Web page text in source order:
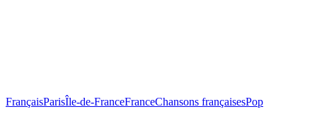
FrançaisParisÎle-de-FranceFranceChansons françaisesPop